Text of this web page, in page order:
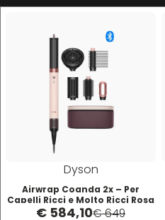
Dyson
Airwrap Coanda 2x – Per
Capelli Ricci e Molto Ricci Rosa
Cipria Oro Rosa
€ 584,10€ 649